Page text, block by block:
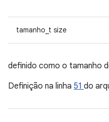
tamanho_t size
definido como o tamanho
Definição na linha 51 do